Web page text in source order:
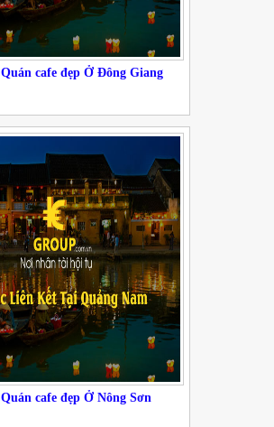
Quán cafe đẹp Ở Đông Giang
Quán cafe đẹp Ở Nông Sơn